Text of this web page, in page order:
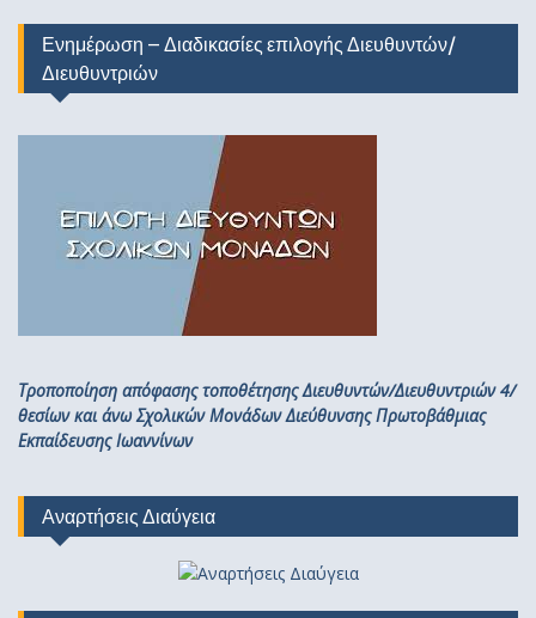
Ενημέρωση – Διαδικασίες επιλογής Διευθυντών/
Διευθυντριών
Τροποποίηση απόφασης τοποθέτησης Διευθυντών/Διευθυντριών 4/
θεσίων και άνω Σχολικών Μονάδων Διεύθυνσης Πρωτοβάθμιας
Εκπαίδευσης Ιωαννίνων
Αναρτήσεις Διαύγεια